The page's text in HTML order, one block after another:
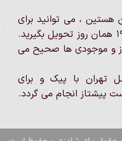
هستین ، می توانید برای
ساعات 11 الی 19 همان روز تحویل بگیرید.
و موجودی ها صحیح می
تهران با پیک و برای
پیشتاز انجام می گردد.